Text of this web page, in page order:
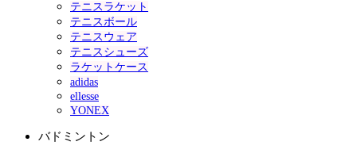
テニスラケット
テニスボール
テニスウェア
テニスシューズ
ラケットケース
adidas
ellesse
YONEX
バドミントン